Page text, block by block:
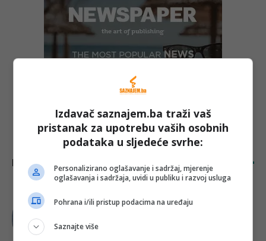
LATEST ARTICLES
SVIJET
Mossad navodno stoji iza
Izdavač saznajem.ba traži vaš
pristanak za upotrebu vaših osobnih
podataka u sljedeće svrhe:
Personalizirano oglašavanje i sadržaj, mjerenje
oglašavanja i sadržaja, uvidi u publiku i razvoj usluga
Pohrana i/ili pristup podacima na uređaju
Saznajte više